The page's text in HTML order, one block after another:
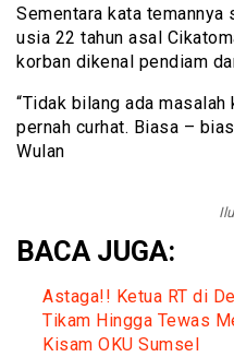
Sementara kata temannya
usia 22 tahun asal
korban dikenal pendiam
“Tidak bilang ada
pernah curhat. Biasa –
Wulan
BACA JUGA:
Astaga!! Ketua RT di
Tikam Hingga Tewas
Kisam OKU Sumsel